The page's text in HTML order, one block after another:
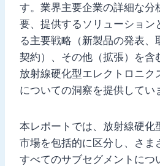
す。業界主要企業の詳細な分
要、提供するソリューション
る主要戦略（新製品の発表、
契約）、その他（拡張）を含
放射線硬化型エレクトロニク
についての洞察を提供してい
本レポートでは、放射線硬化
市場を包括的に区分し、さま
すべてのサブセグメントにつ